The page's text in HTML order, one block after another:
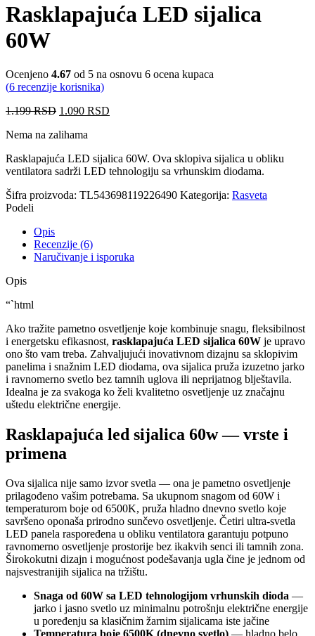
Rasklapajuća LED sijalica
60W
Ocenjeno 4.67 od 5 na osnovu 6 ocena kupaca
(6 recenzije korisnika)
1.199RSD 1.090 RSD
Nema na zalihama
Rasklapajuća LED sijalica 60W. Ova sklopiva sijalica u obliku
ventilatora sadrži LED tehnologiju sa vrhunskim diodama.
Šifra proizvoda: TL543698119226490 Kategorija: Rasveta
Podeli
Opis
Recenzije (6)
Naručivanje i isporuka
Opis
“`html
Ako tražite pametno osvetljenje koje kombinuje snagu, fleksibilnost
i energetsku efikasnost, rasklapajuća LED sijalica 60W je upravo
ono što vam treba. Zahvaljujući inovativnom dizajnu sa sklopivim
panelima i snažnim LED diodama, ova sijalica pruža izuzetno jarko
i ravnomerno svetlo bez tamnih uglova ili neprijatnog blještavila.
Idealna je za svakoga ko želi kvalitetno osvetljenje uz značajnu
uštedu električne energije.
Rasklapajuća led sijalica 60w — vrste i
primena
Ova sijalica nije samo izvor svetla — ona je pametno osvetljenje
prilagođeno vašim potrebama. Sa ukupnom snagom od 60W i
temperaturom boje od 6500K, pruža hladno dnevno svetlo koje
savršeno oponaša prirodno sunčevo osvetljenje. Četiri ultra-svetla
LED panela raspoređena u obliku ventilatora garantuju potpuno
ravnomerno osvetljenje prostorije bez ikakvih senci ili tamnih zona.
Širokokutni dizajn i mogućnost podešavanja ugla čine je jednom od
najsvestranijih sijalica na tržištu.
Snaga od 60W sa LED tehnologijom vrhunskih dioda —
jarko i jasno svetlo uz minimalnu potrošnju električne energije
u poređenju sa klasičnim žarnim sijalicama iste jačine